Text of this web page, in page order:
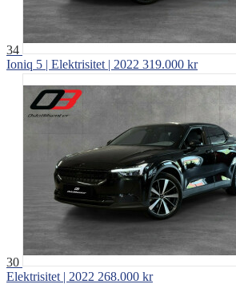
34
Ioniq 5 | Elektrisitet | 2022 319.000 kr
30
Elektrisitet | 2022 268.000 kr